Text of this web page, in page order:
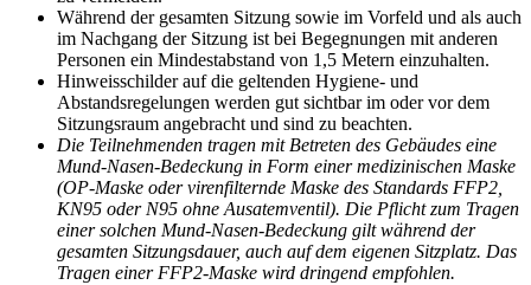
Während der gesamten Sitzung sowie im Vorfeld und als auch
im Nachgang der Sitzung ist bei Begegnungen mit anderen
Personen ein Mindestabstand von 1,5 Metern einzuhalten.
Hinweisschilder auf die geltenden Hygiene- und
Abstandsregelungen werden gut sichtbar im oder vor dem
Sitzungsraum angebracht und sind zu beachten.
Die Teilnehmenden tragen mit Betreten des Gebäudes eine
Mund-Nasen-Bedeckung in Form einer medizinischen Maske
(OP-Maske oder virenfilternde Maske des Standards FFP2,
KN95 oder N95 ohne Ausatemventil). Die Pflicht zum Tragen
einer solchen Mund-Nasen-Bedeckung gilt während der
gesamten Sitzungsdauer, auch auf dem eigenen Sitzplatz. Das
Tragen einer FFP2-Maske wird dringend empfohlen.